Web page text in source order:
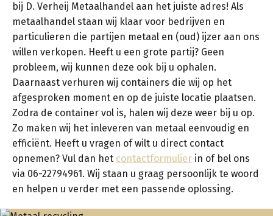
bij D. Verheij Metaalhandel aan het juiste adres! Als
metaalhandel staan wij klaar voor bedrijven en
particulieren die partijen metaal en (oud) ijzer aan ons
willen verkopen. Heeft u een grote partij? Geen
probleem, wij kunnen deze ook bij u ophalen.
Daarnaast verhuren wij containers die wij op het
afgesproken moment en op de juiste locatie plaatsen.
Zodra de container vol is, halen wij deze weer bij u op.
Zo maken wij het inleveren van metaal eenvoudig en
efficiënt. Heeft u vragen of wilt u direct contact
opnemen? Vul dan het contactformulier in of bel ons
via 06-22794961. Wij staan u graag persoonlijk te woord
en helpen u verder met een passende oplossing.